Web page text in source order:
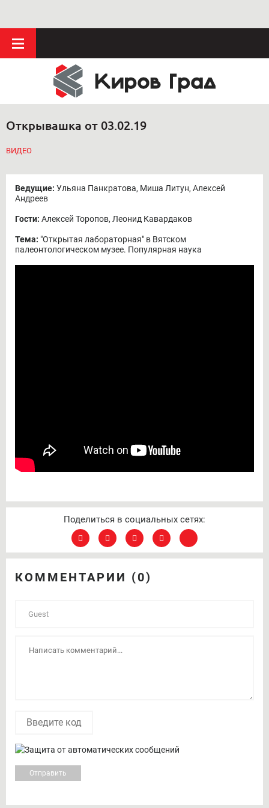
Открывашка от 03.02.19
ВИДЕО
Ведущие: Ульяна Панкратова, Миша Литун, Алексей
Андреев
Гости: Алексей Торопов, Леонид Кавардаков
Тема: "Открытая лабораторная" в Вятском
палеонтологическом музее. Популярная наука
Поделиться в социальных сетях:
КОММЕНТАРИИ (0)